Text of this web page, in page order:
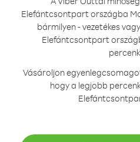
Elefántcsontpart országba
bármilyen - vezetékes
Elefántcsontpart
Vásároljon
hogy a legjobb